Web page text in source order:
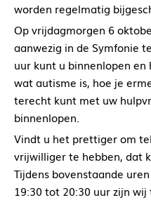
worden regelmatig
Op vrijdagmorgen 6
aanwezig in de Symfonie
uur kunt u binnenlopen
wat autisme is, hoe je
terecht kunt met uw
binnenlopen.
Vindt u het prettiger om
vrijwilliger te hebben, dat
Tijdens bovenstaande
19:30 tot 20:30 uur zijn